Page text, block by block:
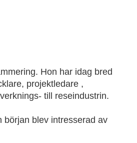
Hon har idag bred
projektledare ,
till reseindustrin.
början blev intresserad av